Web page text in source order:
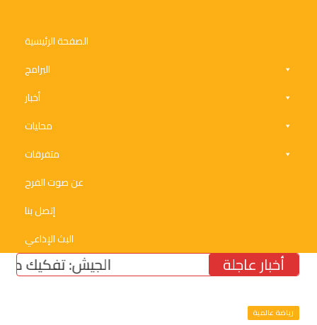
الصفحة الرئيسية
البرامج
أخبار
محليات
متفرقات
عن صوت الفرح
إتصل بنا
البث الإذاعي
أخبار عاجلة الجيش: تفكيك صواريخ
رياضة عالمية